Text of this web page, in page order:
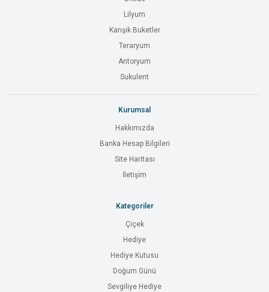
Lilyum
Karışık Buketler
Teraryum
Antoryum
Sukulent
Kurumsal
Hakkımızda
Banka Hesap Bilgileri
Site Haritası
İletişim
Kategoriler
Çiçek
Hediye
Hediye Kutusu
Doğum Günü
Sevgiliye Hediye